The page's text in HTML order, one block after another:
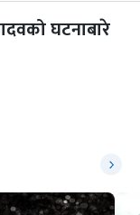
घटनाबारे